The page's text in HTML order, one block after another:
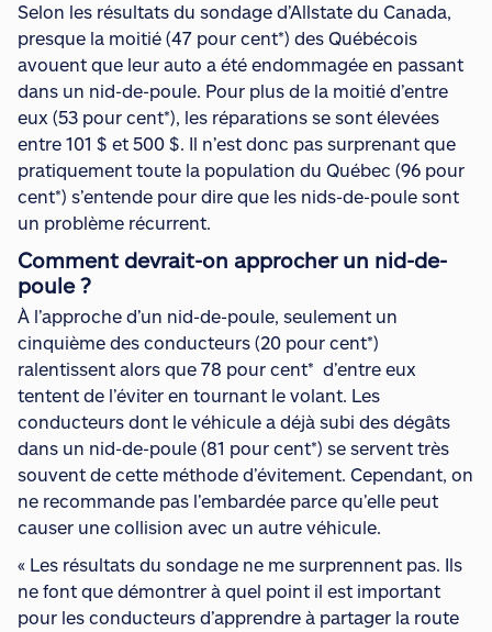
Selon les résultats du sondage d’Allstate du Canada,
presque la moitié (47 pour cent*) des Québécois
avouent que leur auto a été endommagée en passant
dans un nid-de-poule. Pour plus de la moitié d’entre
eux (53 pour cent*), les réparations se sont élevées
entre 101 $ et 500 $. Il n’est donc pas surprenant que
pratiquement toute la population du Québec (96 pour
cent*) s’entende pour dire que les nids-de-poule sont
un problème récurrent.
Comment devrait-on approcher un nid-de-
poule ?
À l’approche d’un nid-de-poule, seulement un
cinquième des conducteurs (20 pour cent*)
ralentissent alors que 78 pour cent* d’entre eux
tentent de l’éviter en tournant le volant. Les
conducteurs dont le véhicule a déjà subi des dégâts
dans un nid-de-poule (81 pour cent*) se servent très
souvent de cette méthode d’évitement. Cependant, on
ne recommande pas l’embardée parce qu’elle peut
causer une collision avec un autre véhicule.
« Les résultats du sondage ne me surprennent pas. Ils
ne font que démontrer à quel point il est important
pour les conducteurs d’apprendre à partager la route